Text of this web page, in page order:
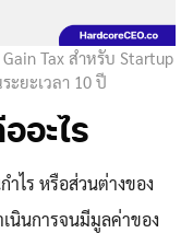
Tax สำหรับ Startup
ะยะเวลา 10 ปี
อะไร
ำไร หรือส่วนต่างของ
นินการจนมีมูลค่าของ